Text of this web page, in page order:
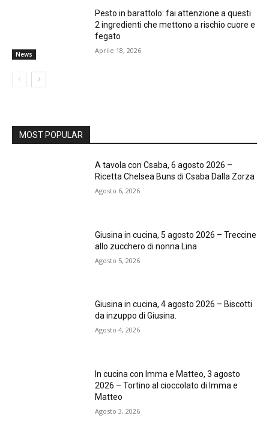
News
Pesto in barattolo: fai attenzione a questi
2 ingredienti che mettono a rischio cuore e
fegato
Aprile 18, 2026
MOST POPULAR
A tavola con Csaba, 6 agosto 2026 –
Ricetta Chelsea Buns di Csaba Dalla Zorza
Agosto 6, 2026
Giusina in cucina, 5 agosto 2026 – Treccine
allo zucchero di nonna Lina
Agosto 5, 2026
Giusina in cucina, 4 agosto 2026 – Biscotti
da inzuppo di Giusina.
Agosto 4, 2026
In cucina con Imma e Matteo, 3 agosto
2026 – Tortino al cioccolato di Imma e
Matteo
Agosto 3, 2026